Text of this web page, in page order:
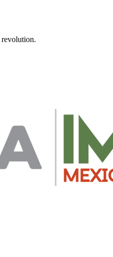
revolution.